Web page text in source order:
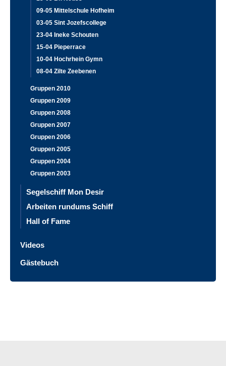
09-05 Mittelschule Hofheim
03-05 Sint Jozefscollege
23-04 Ineke Schouten
15-04 Pieperrace
10-04 Hochrhein Gymn
08-04 Zilte Zeebenen
Gruppen 2010
Gruppen 2009
Gruppen 2008
Gruppen 2007
Gruppen 2006
Gruppen 2005
Gruppen 2004
Gruppen 2003
Segelschiff Mon Desir
Arbeiten rundums Schiff
Hall of Fame
Videos
Gästebuch